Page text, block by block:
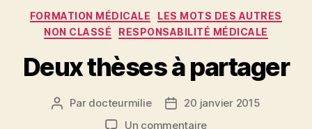
Catégories
FORMATION MÉDICALE
LES MOTS DES AUTRES
NON CLASSÉ
RESPONSABILITÉ MÉDICALE
Deux thèses à partager
Auteur
Par docteurmilie
Date20 janvier 2015
Un commentairesur